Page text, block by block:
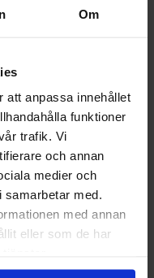
Om
att anpassa innehållet
funktioner
trafik. Vi
och annan
medier och
samarbetar med.
med annan
eller som de har
r
1 juni
Fartgu
23 april